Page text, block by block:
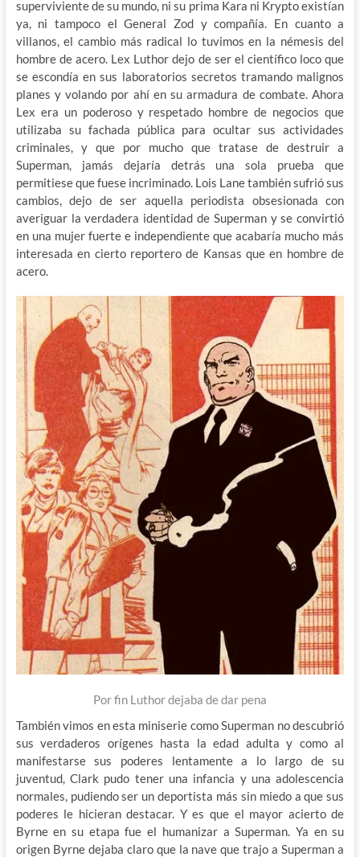
superviviente de su mundo, ni su prima Kara ni Krypto existían
ya, ni tampoco el General Zod y compañía. En cuanto a
villanos, el cambio más radical lo tuvimos en la némesis del
hombre de acero. Lex Luthor dejo de ser el científico loco que
se escondía en sus laboratorios secretos tramando malignos
planes y volando por ahí en su armadura de combate. Ahora
Lex era un poderoso y respetado hombre de negocios que
utilizaba su fachada pública para ocultar sus actividades
criminales, y que por mucho que tratase de destruir a
Superman, jamás dejaría detrás una sola prueba que
permitiese que fuese incriminado. Lois Lane también sufrió sus
cambios, dejo de ser aquella periodista obsesionada con
averiguar la verdadera identidad de Superman y se convirtió
en una mujer fuerte e independiente que acabaría mucho más
interesada en cierto reportero de Kansas que en hombre de
acero.
Por fin Luthor dejaba de dar pena
También vimos en esta miniserie como Superman no descubrió
sus verdaderos orígenes hasta la edad adulta y como al
manifestarse sus poderes lentamente a lo largo de su
juventud, Clark pudo tener una infancia y una adolescencia
normales, pudiendo ser un deportista más sin miedo a que sus
poderes le hicieran destacar. Y es que el mayor acierto de
Byrne en su etapa fue el humanizar a Superman. Ya en su
origen Byrne dejaba claro que la nave que trajo a Superman a